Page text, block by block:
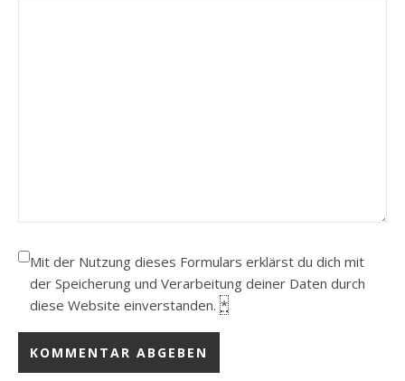
Mit der Nutzung dieses Formulars erklärst du dich mit
der Speicherung und Verarbeitung deiner Daten durch
diese Website einverstanden. *